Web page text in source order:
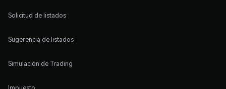
Solicitud de listados
Sugerencia de listados
Simulación de Trading